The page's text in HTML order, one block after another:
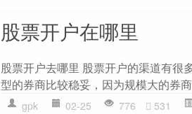
股票开户在哪里
股票开户去哪里 股票开户的渠道有很
型的券商比较稳妥，因为规模大的券
gpk 02-25 776 531